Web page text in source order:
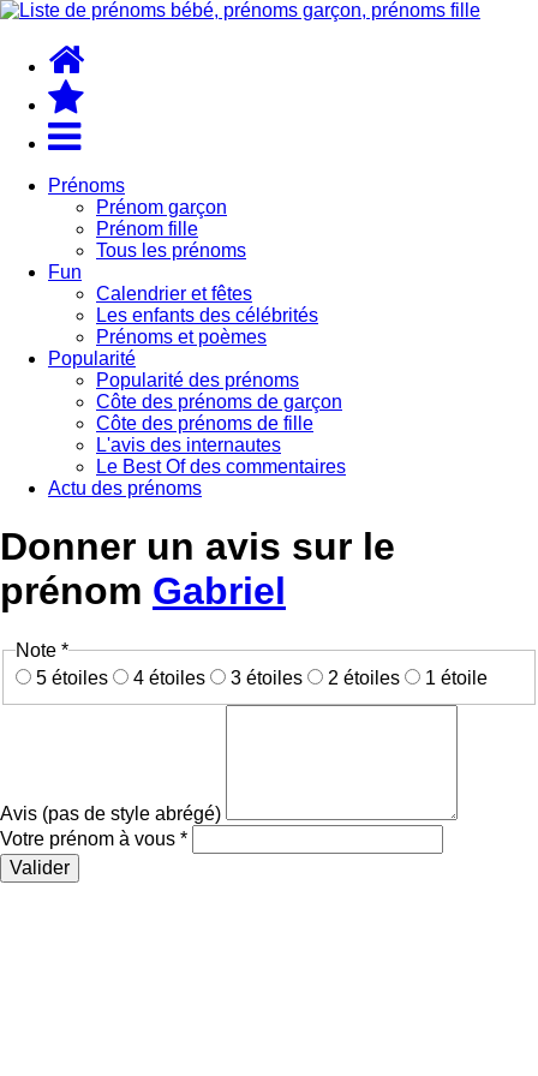
Prénoms
Prénom garçon
Prénom fille
Tous les prénoms
Fun
Calendrier et fêtes
Les enfants des célébrités
Prénoms et poèmes
Popularité
Popularité des prénoms
Côte des prénoms de garçon
Côte des prénoms de fille
L'avis des internautes
Le Best Of des commentaires
Actu des prénoms
Donner un avis sur le
prénom Gabriel
Note *
5 étoiles
4 étoiles 3 étoiles 2 étoiles 1 étoile
Avis (pas de style abrégé)
Votre prénom à vous *
Valider